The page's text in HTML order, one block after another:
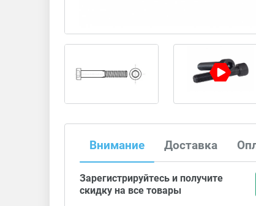
Внимание Доставка
Зарегистрируйтесь и получите
скидку на все товары